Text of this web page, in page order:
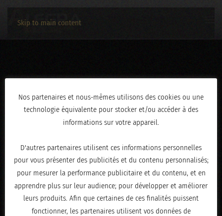
Skip to main content
05102025-024
ÉCRIT LEOCTOBRE 7, 2025.
Nos partenaires et nous-mêmes utilisons des cookies ou une
technologie équivalente pour stocker et/ou accéder à des
informations sur votre appareil.
D'autres partenaires utilisent ces informations personnelles
pour vous présenter des publicités et du contenu personnalisés;
pour mesurer la performance publicitaire et du contenu, et en
apprendre plus sur leur audience; pour développer et améliorer
leurs produits. Afin que certaines de ces finalités puissent
fonctionner, les partenaires utilisent vos données de